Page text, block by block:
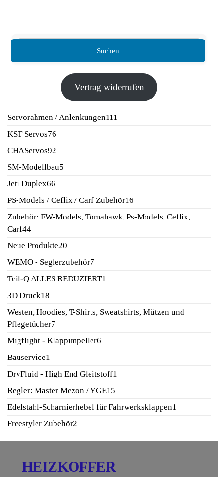
Suchen
Vertrag widerrufen
Servorahmen / Anlenkungen111
KST Servos76
CHAServos92
SM-Modellbau5
Jeti Duplex66
Produkte
PS-Models / Ceflix / Carf Zubehör16
Produkte
Zubehör: FW-Models, Tomahawk, Ps-Models, Ceflix,
Carf4444
Produkte
Neue Produkte20
Produkte
WEMO - Seglerzubehör7
Teil-Q ALLES REDUZIERT1
3D Druck18
Produkte
Westen, Hoodies, T-Shirts, Sweatshirts, Mützen und
Pflegetücher7
Produkte
Migflight - Klappimpeller6
Bauservice1
Produkt
DryFluid - High End Gleitstoff1
Regler: Master Mezon / YGE15
Produkte
Edelstahl-Scharnierhebel für Fahrwerksklappen1
Freestyler Zubehör2
HEIZKOFFER